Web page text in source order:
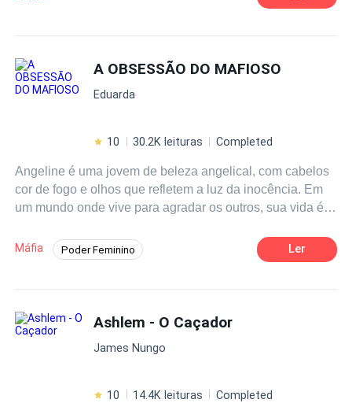
esfera de um mundo que está preste a emergir a vida, e
planos
íacos. Livro II da Saga "Senhores do
Cosmos"
A OBSESSÃO DO MAFIOSO
Eduarda
10 30.2K leituras Completed
Angeline é uma jovem de beleza angelical, com cabelos
cor de fogo e olhos que refletem a luz da inocência. Em
um mundo onde vive para agradar os outros, sua vida é
próprios sonhos. No entanto, assim como Lúcifer, o anjo
que caiu da graça, Angeline está prestes a descobrir que
demoníaca aparece em sua vida, oferecendo a ela a
liberdade que tanto anseia. "ᴠᴏᴜ ᴛᴇ ǫᴜᴇʙʀᴀʀ ᴅᴇ ᴅᴇɴᴛʀᴏ
ᴘᴀʀᴀ ғᴏʀᴀ, ᴠᴏᴄᴇ̂ ɪʀᴀ́ ɪᴍᴘʟᴏʀᴀʀ ᴀ ᴍᴏʀᴛᴇ, ᴘᴇᴅɪʀᴀ́ ᴘᴀʀᴀ ǫᴜᴇ ᴏ
Aɴɢᴇʟɪɴᴇ! E ᴇᴜ sᴏᴜ ᴏ ᴜ́ɴɪᴄᴏ ǫᴜᴇ ᴅᴇᴠᴇ ᴀᴅᴏʀᴀʀ." Atraída por
Máfia Poder Feminino
Amor Após o Casamento Reviravolta
Ler
Ashlem - O Caçador
James Nungo
10 14.4K leituras Completed